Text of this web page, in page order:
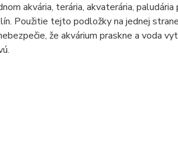
akvária, terária, akvaterária,
Použitie tejto podložky na jednej
že akvárium praskne a voda